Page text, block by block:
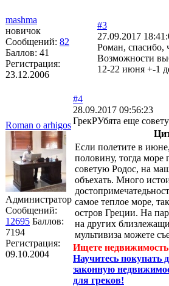
mashma
новичок
Сообщений: 82
Баллов: 41
Регистрация:
23.12.2006
#3
27.09.2017
Роман, спасибо,
Возможности
12-22 июня +-1
Roman o arhigos
Администратор
Сообщений:
12695 Баллов:
7194
Регистрация:
09.10.2004
#4
28.09.2017 09:56:23
ГрекРУбята еще
Если полетите в
половину, тогда море
советую Родос, на
объехать. Много
самое теплое море,
остров Греции. На
на других
мультивиза можете
Ищете
Научитесь покупать
законную
для греков!